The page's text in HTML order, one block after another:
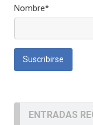
Nombre*
ENTRADAS